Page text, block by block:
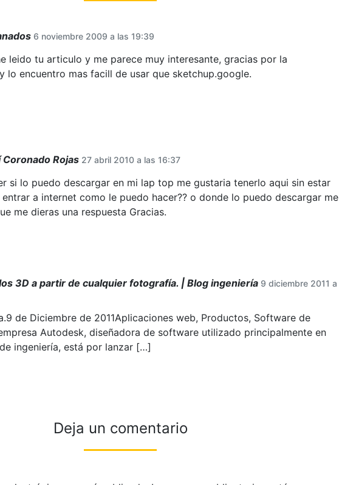
6 noviembre 2009 a las 19:39
leido tu articulo y me parece muy interesante, gracias por la
lo encuentro mas facill de usar que sketchup.google.
Coronado Rojas 27 abril 2010 a las 16:37
si lo puedo descargar en mi lap top me gustaria tenerlo aqui sin estar
a internet como le puedo hacer?? o donde lo puedo descargar me
me dieras una respuesta Gracias.
3D a partir de cualquier fotografía. | Blog ingeniería 9 diciembre 2011 a
de Diciembre de 2011Aplicaciones web, Productos, Software de
Autodesk, diseñadora de software utilizado principalmente en
ingeniería, está por lanzar […]
Deja un comentario